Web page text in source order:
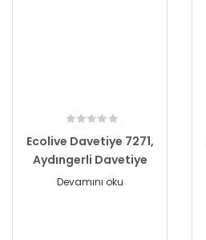
Ecolive Davetiye 7271,
Aydıngerli Davetiye
Devamını oku